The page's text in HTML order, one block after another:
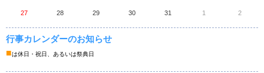
27 28 29 30 31 1 2
行事カレンダーのお知らせ
■は休日・祝日、あるいは祭典日